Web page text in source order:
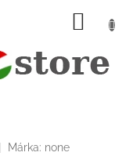
KOSÁR
Márka: none